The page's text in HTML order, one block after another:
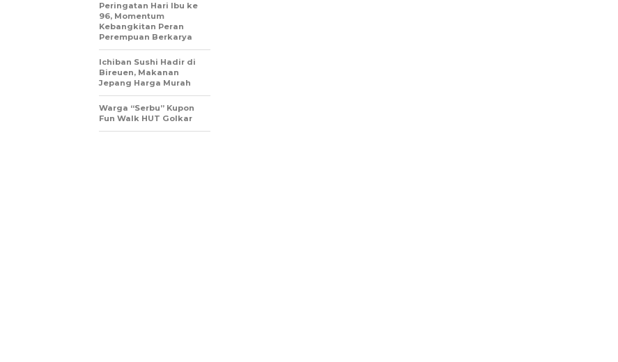
Peringatan Hari Ibu ke
96, Momentum
Kebangkitan Peran
Perempuan Berkarya
Ichiban Sushi Hadir di
Bireuen, Makanan
Jepang Harga Murah
Warga “Serbu” Kupon
Fun Walk HUT Golkar